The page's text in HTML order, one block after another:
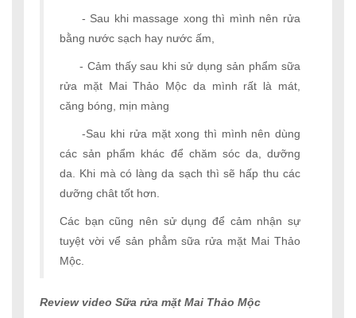
- Sau khi massage xong thì mình nên rửa
bằng nước sạch hay nước ấm,
- Cảm thấy sau khi sử dụng sản phẩm sữa
rửa mặt Mai Thảo Mộc da mình rất là mát,
căng bóng, mịn màng
-Sau khi rửa mặt xong thì mình nên dùng
các sản phẩm khác để chăm sóc da, dưỡng
da. Khi mà có làng da sạch thì sẽ hấp thu các
dưỡng chât tốt hơn.
Các bạn cũng nên sử dụng để cảm nhận sự
tuyệt vời vể sản phẳm sữa rửa mặt Mai Thảo
Mộc.
Review video Sữa rửa mặt Mai Thảo Mộc